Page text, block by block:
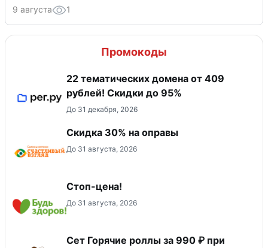
9 августа 1
Промокоды
22 тематических домена от 409
рублей! Скидки до 95%
До 31 декабря, 2026
Скидка 30% на оправы
До 31 августа, 2026
Стоп-цена!
До 31 августа, 2026
Сет Горячие роллы за 990 ₽ при